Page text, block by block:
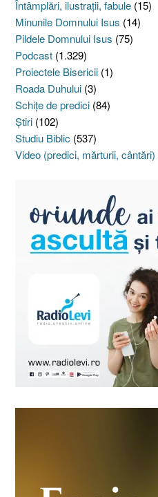
Întâmplări, ilustraţii, fabule (15)
Minunile Domnului Isus (14)
Pildele Domnului Isus (75)
Podcast (1.329)
Proiectele Bisericii (1)
Roada Duhului (3)
Schiţe de predici (84)
Ştiri (102)
Studiu Biblic (537)
Video (predici, mărturii, cântări)